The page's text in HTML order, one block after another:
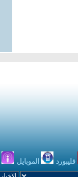
فليبورد الموبايل